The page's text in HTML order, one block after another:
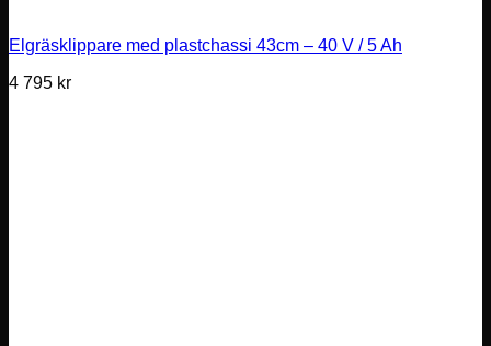
Elgräsklippare med plastchassi 43cm – 40 V / 5 Ah
4 795 kr